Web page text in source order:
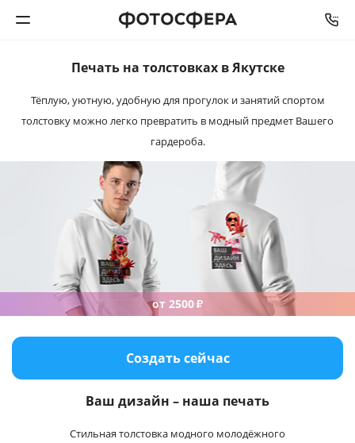
Фотокниги
Календари
Интерьерная печать
Фотоподарки
Багетная мастерская
Полиграфия
Услуги и сервис
Печать на толстовкахв Якутске
Тёплую, уютную, удобную для прогулок и занятий спортом
толстовку можно легко превратить в модный предмет Вашего
гардероба.
Создать сейчас
от 2500₽
Ваш дизайн – наша печать
Стильная толстовка модного молодёжного